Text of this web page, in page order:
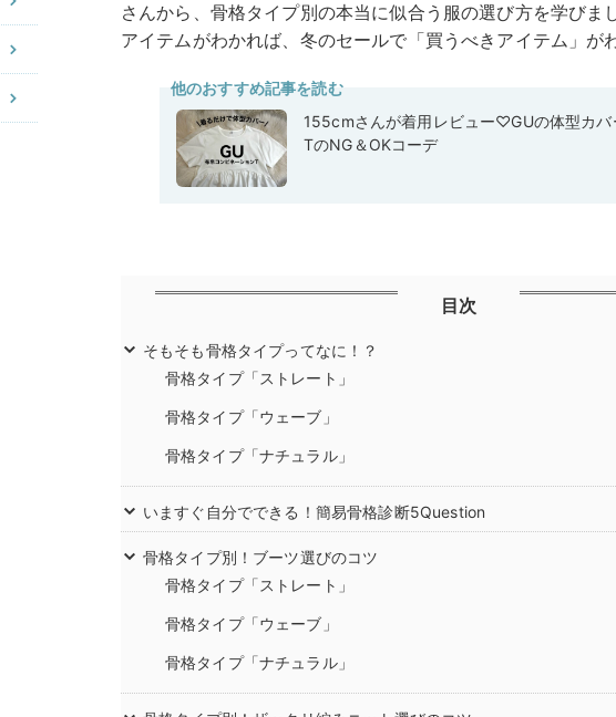
さんから、骨格タイプ別の本当に似合う服の選び方を学びま
アイテムがわかれば、冬のセールで「買うべきアイテム」が
他のおすすめ記事を読む
155cmさんが着用レビュー♡GUの体型カバ
TのNG＆OKコーデ
目次
そもそも骨格タイプってなに！？
骨格タイプ「ストレート」
骨格タイプ「ウェーブ」
骨格タイプ「ナチュラル」
いますぐ自分でできる！簡易骨格診断5Question
骨格タイプ別！ブーツ選びのコツ
骨格タイプ「ストレート」
骨格タイプ「ウェーブ」
骨格タイプ「ナチュラル」